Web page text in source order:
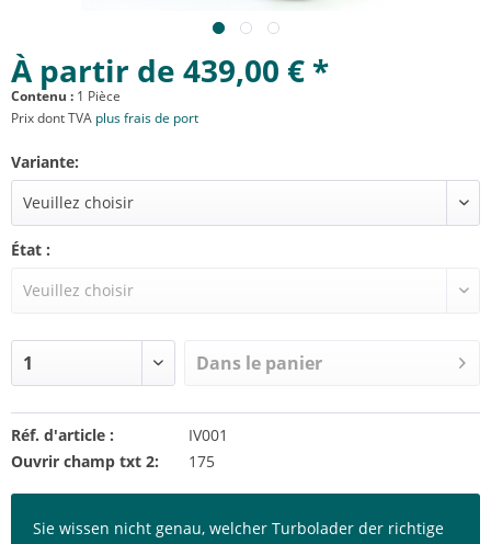
À partir de 439,00 € *
Contenu : 1 Pièce
Prix dont TVA plus frais de port
Variante:
État :
Dans le panier
Réf. d'article :
IV001
Ouvrir champ txt 2:
175
Sie wissen nicht genau, welcher Turbolader der richtige